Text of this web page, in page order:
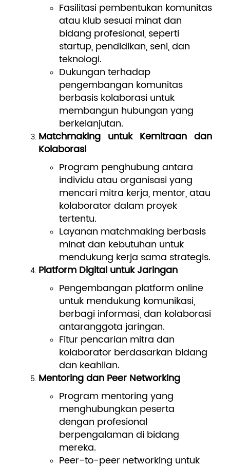
Fasilitasi pembentukan komunitas
atau klub sesuai minat dan
bidang profesional, seperti
startup, pendidikan, seni, dan
teknologi.
Dukungan terhadap
pengembangan komunitas
berbasis kolaborasi untuk
membangun hubungan yang
berkelanjutan.
Matchmaking untuk Kemitraan dan
Kolaborasi
Program penghubung antara
individu atau organisasi yang
mencari mitra kerja, mentor, atau
kolaborator dalam proyek
tertentu.
Layanan matchmaking berbasis
minat dan kebutuhan untuk
mendukung kerja sama strategis.
Platform Digital untuk Jaringan
Pengembangan platform online
untuk mendukung komunikasi,
berbagi informasi, dan kolaborasi
antaranggota jaringan.
Fitur pencarian mitra dan
kolaborator berdasarkan bidang
dan keahlian.
Mentoring dan Peer Networking
Program mentoring yang
menghubungkan peserta
dengan profesional
berpengalaman di bidang
mereka.
Peer-to-peer networking untuk